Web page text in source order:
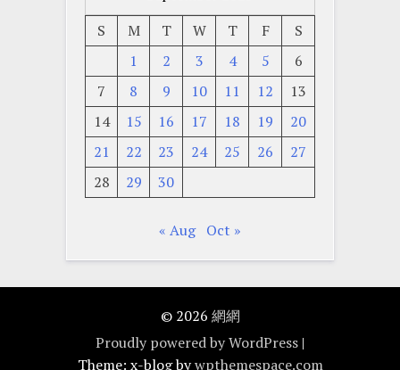
S
M T W T F
S
1
2 3 4 5
6
7
8 9 10 11 12
13
14
15 16 17 18 19
20
21
22 23 24 25 26
27
28
29 30
« Aug Oct »
© 2026 網網
Proudly powered by WordPress |
Theme: x-blog bywpthemespace.com